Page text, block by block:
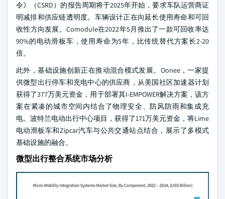
令》（CSRD）的报告周期将于2025年开始，要求车队运营商证
明减排和供应链透明度。车辆设计正在向延长使用寿命和可回
收性方向发展。Comodule在2022年5月推出了一款可回收率达
90%的电动滑板车，使用寿命为5年，比传统替代方案长2-20
倍。
此外，基础设施创新正在推动混合模式发展。Oonee，一家提
供微型出行停车和充电中心的供应商，从美国社区加速器计划
获得了377万美元资金，用于部署其I-EMPOWER解决方案，该方
案在紧凑的城市空间内结合了物理安全、防风防雨和集成充
电。波特兰电动出行中心项目，获得了171万美元资金，将Lime
电动滑板车和Zipcar汽车与公共交通站点结合，展示了多模式
基础设施的融合。
微型出行整合系统市场分析